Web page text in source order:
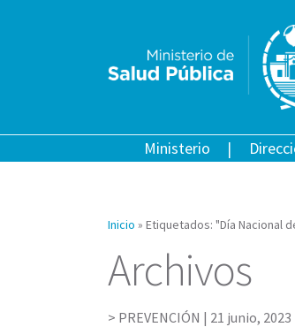
Ministerio
Inicio » Etiquetados: "Día Nacional
Archivos
PREVENCIÓN | 21 junio, 2023